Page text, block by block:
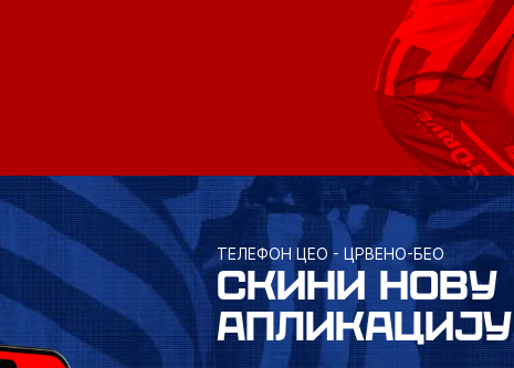
ТЕЛЕФОН ЦЕО - ЦРВЕНО-БЕО
СКИНИ НОВУ
АПЛИКАЦИЈУ